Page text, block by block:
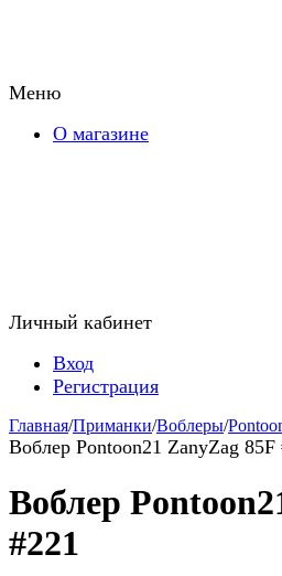
Меню
О магазине
Личный кабинет
Вход
Регистрация
Главная/Приманки/Воблеры/
Воблер Pontoon21 ZanyZag 85F
Воблер
#221